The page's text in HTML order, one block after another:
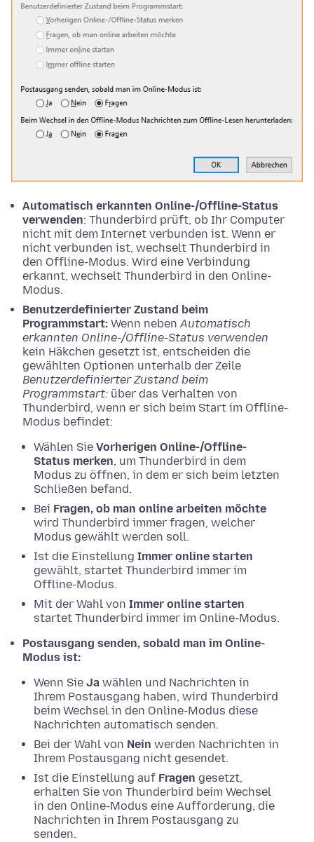
Automatisch erkannten Online-/Offline-Status
verwenden: Thunderbird prüft, ob Ihr Computer
nicht mit dem Internet verbunden ist. Wenn er
nicht verbunden ist, wechselt Thunderbird in
den Offline-Modus. Wird eine Verbindung
erkannt, wechselt Thunderbird in den Online-
Modus.
Benutzerdefinierter Zustand beim
Programmstart: Wenn neben Automatisch
erkannten Online-/Offline-Status verwenden
kein Häkchen gesetzt ist, entscheiden die
gewählten Optionen unterhalb der Zeile
Benutzerdefinierter Zustand beim
Programmstart: über das Verhalten von
Thunderbird, wenn er sich beim Start im Offline-
Modus befindet:
Wählen Sie Vorherigen Online-/Offline-
Status merken, um Thunderbird in dem
Modus zu öffnen, in dem er sich beim letzten
Schließen befand.
Bei Fragen, ob man online arbeiten möchte
wird Thunderbird immer fragen, welcher
Modus gewählt werden soll.
Ist die Einstellung Immer online starten
gewählt, startet Thunderbird immer im
Offline-Modus.
Mit der Wahl von Immer online starten
startet Thunderbird immer im Online-Modus.
Postausgang senden, sobald man im Online-
Modus ist:
Wenn Sie Ja wählen und Nachrichten in
Ihrem Postausgang haben, wird Thunderbird
beim Wechsel in den Online-Modus diese
Nachrichten automatisch senden.
Bei der Wahl von Nein werden Nachrichten in
Ihrem Postausgang nicht gesendet.
Ist die Einstellung auf Fragen gesetzt,
erhalten Sie von Thunderbird beim Wechsel
in den Online-Modus eine Aufforderung, die
Nachrichten in Ihrem Postausgang zu
senden.